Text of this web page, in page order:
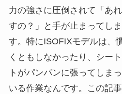
力の強さに圧倒されて「あ
すの？」と手が止まってし
す。特にISOFIXモデルは、
くともしなかったり、シー
トがパンパンに張ってしま
いる作業なんです。この記